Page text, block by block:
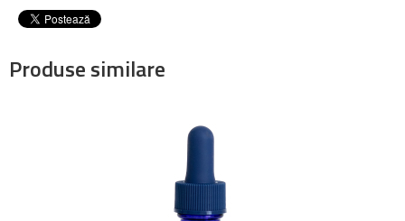
Produse similare